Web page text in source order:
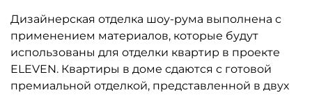
Дизайнерская отделка шоу-рума выполнена с
применением материалов, которые будут
использованы для отделки квартир в проекте
ELEVEN. Квартиры в доме сдаются с готовой
премиальной отделкой, представленной в двух